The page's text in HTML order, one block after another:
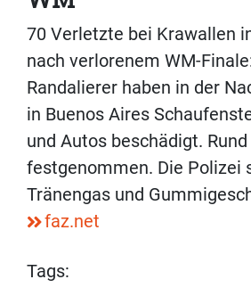
70 Verletzte bei Krawallen
nach verlorenem WM-
Randalierer haben in der
in Buenos Aires
und Autos beschädigt.
festgenommen. Die Polizei
Tränengas und
faz.net
Tags: